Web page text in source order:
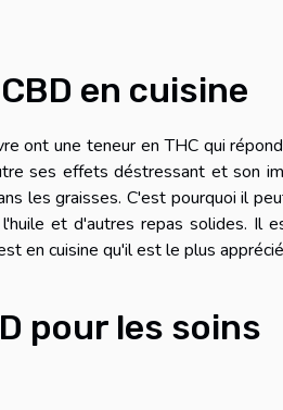
en cuisine
ont une teneur en THC qui
ses effets déstressant et son
les graisses. C'est pourquoi il
et d'autres repas solides. Il
en cuisine qu'il est le plus
pour les soins